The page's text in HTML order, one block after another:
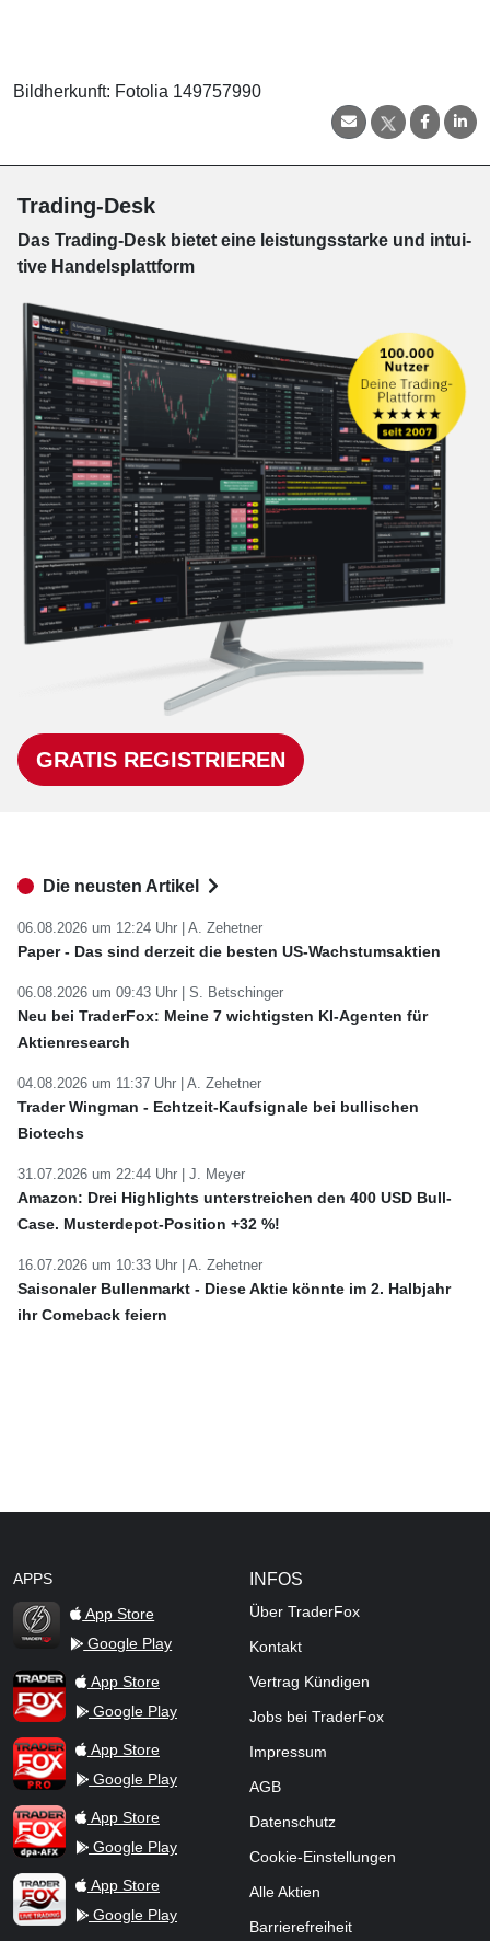
Bildherkunft: Fotolia 149757990
Trading-Desk
Das Trading-Desk bie­tet eine leis­tungs­star­ke und in­tui­
tive Han­dels­platt­form
GRATIS REGISTRIEREN
Die neusten Artikel
06.08.2026 um 12:24 Uhr | A. Zehetner
Paper - Das sind derzeit die besten US-Wachstumsaktien
06.08.2026 um 09:43 Uhr | S. Betschinger
Neu bei TraderFox: Meine 7 wichtigsten KI-Agenten für
Aktienresearch
04.08.2026 um 11:37 Uhr | A. Zehetner
Trader Wingman - Echtzeit-Kaufsignale bei bullischen
Biotechs
31.07.2026 um 22:44 Uhr | J. Meyer
Amazon: Drei Highlights unterstreichen den 400 USD Bull-
Case. Musterdepot-Position +32 %!
16.07.2026 um 10:33 Uhr | A. Zehetner
Saisonaler Bullenmarkt - Diese Aktie könnte im 2. Halbjahr
ihr Comeback feiern
APPS
TraderFox Flash
App Store
Google Play
TraderFox AppApp Store
Google Play
TraderFox ProApp Store
Google Play
TraderFox dpa-AFX ProFeed
App Store
Google Play
TraderFox Live Trading
App Store
Google Play
INFOS
Über TraderFox
Kontakt
Vertrag Kündigen
Jobs bei TraderFox
Impressum
AGB
Datenschutz
Cookie-Einstellungen
Alle Aktien
Barrierefreiheit